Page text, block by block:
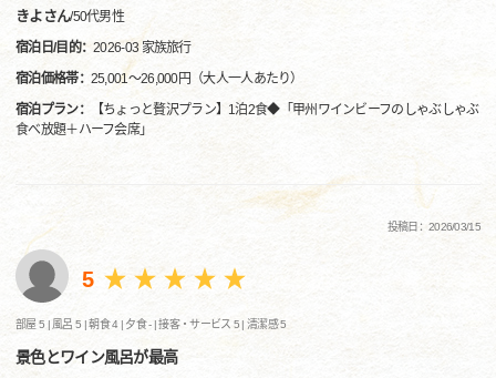
きよさん/50代男性
宿泊日/目的：2026-03 家族旅行
宿泊価格帯： 25,001～26,000円（大人一人あたり）
宿泊プラン：
【ちょっと贅沢プラン】1泊2食◆「甲州ワインビーフのしゃぶしゃぶ
食べ放題＋ハーフ会席」
投稿日：2026/03/15
5
部屋 5 | 風呂 5 |朝食 4 | 夕食 - |接客・サービス 5 |清潔感 5
景色とワイン風呂が最高